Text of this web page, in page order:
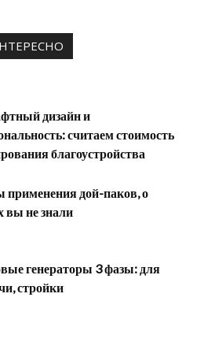
дизайн и
считаем стоимость
благоустройства
применения дой-паков, о
вы не знали
генераторы 3 фазы: для
стройки